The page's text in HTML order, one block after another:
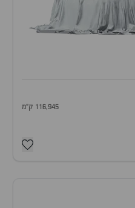
116,945 ק"מ